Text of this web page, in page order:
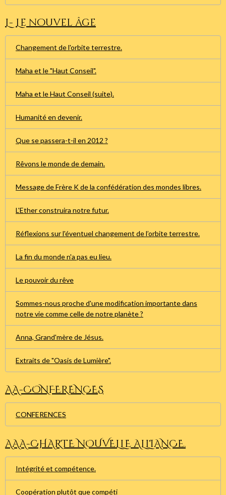
L- Le nouvel âge
Changement de l'orbite terrestre.
Maha et le "Haut Conseil".
Maha et le Haut Conseil (suite).
Humanité en devenir.
Que se passera-t-il en 2012 ?
Rêvons le monde de demain.
Message de Frère K de la confédération des mondes libres.
L'Ether construira notre futur.
Réflexions sur l'éventuel changement de l’orbite terrestre.
La fin du monde n'a pas eu lieu.
Le pouvoir du rêve
Sommes-nous proche d'une modification importante dans
notre vie comme celle de notre planète ?
Anna, Grand'mère de Jésus.
Extraits de "Oasis de Lumière".
AA-CONFERENCES
CONFERENCES
AAA-CHARTE NOUVELLE ALLIANCE.
Intégrité et compétence.
Coopération plutôt que compéti